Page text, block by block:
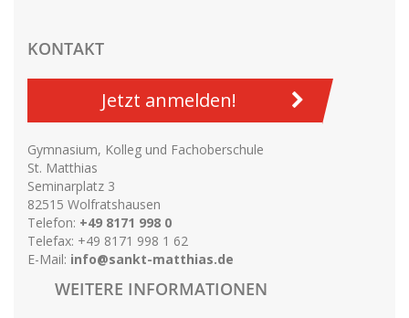
KONTAKT
Jetzt anmelden!
Gymnasium, Kolleg und Fachoberschule
St. Matthias
Seminarplatz 3
82515 Wolfratshausen
Telefon: +49 8171 998 0
Telefax: +49 8171 998 1 62
E-Mail: info@sankt-matthias.de
WEITERE INFORMATIONEN